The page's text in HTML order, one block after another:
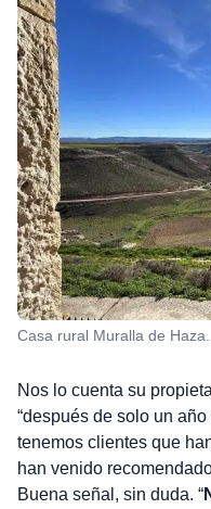
Casa rural Muralla de Haza.
Nos lo cuenta su
“después de solo un
tenemos clientes que
han venido
Buena señal, sin duda. “